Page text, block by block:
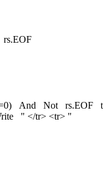
And Not rs.EOF
" </tr> <tr> "